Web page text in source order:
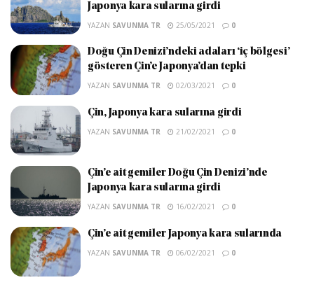
Japonya kara sularına girdi
YAZAN SAVUNMA TR 25/05/2021 0
Doğu Çin Denizi’ndeki adaları ‘iç bölgesi’
gösteren Çin’e Japonya’dan tepki
YAZAN SAVUNMA TR 02/03/2021 0
Çin, Japonya kara sularına girdi
YAZAN SAVUNMA TR 21/02/2021 0
Çin’e ait gemiler Doğu Çin Denizi’nde
Japonya kara sularına girdi
YAZAN SAVUNMA TR 16/02/2021 0
Çin’e ait gemiler Japonya kara sularında
YAZAN SAVUNMA TR 06/02/2021 0